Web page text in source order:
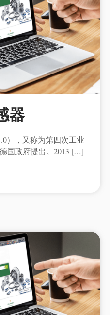
器
），又称为第四次工业
国政府提出。2013 […]